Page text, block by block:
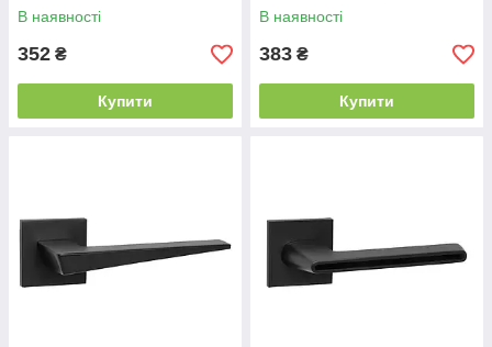
В наявності
352 ₴
Купити
В наявності
383 ₴
Купити